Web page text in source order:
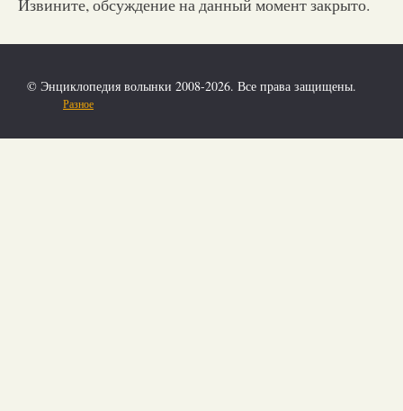
Извините, обсуждение на данный момент закрыто.
© Энциклопедия волынки 2008-2026. Все права защищены.
Разное